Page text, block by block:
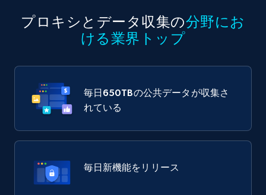
プロキシとデータ収集の分野にお
ける業界トップ
毎日650TBの公共データが収集さ
れている
毎日新機能をリリース